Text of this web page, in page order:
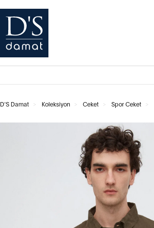
D'S Damat Koleksiyon Ceket Spor Ceket